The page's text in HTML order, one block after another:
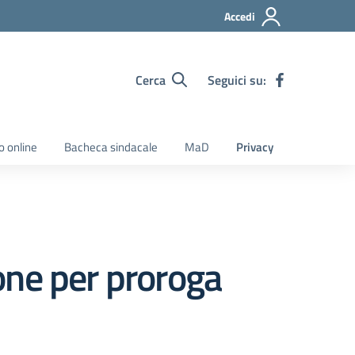
Accedi
Cerca Seguici su:
online Bacheca sindacale MaD Privacy
per proroga